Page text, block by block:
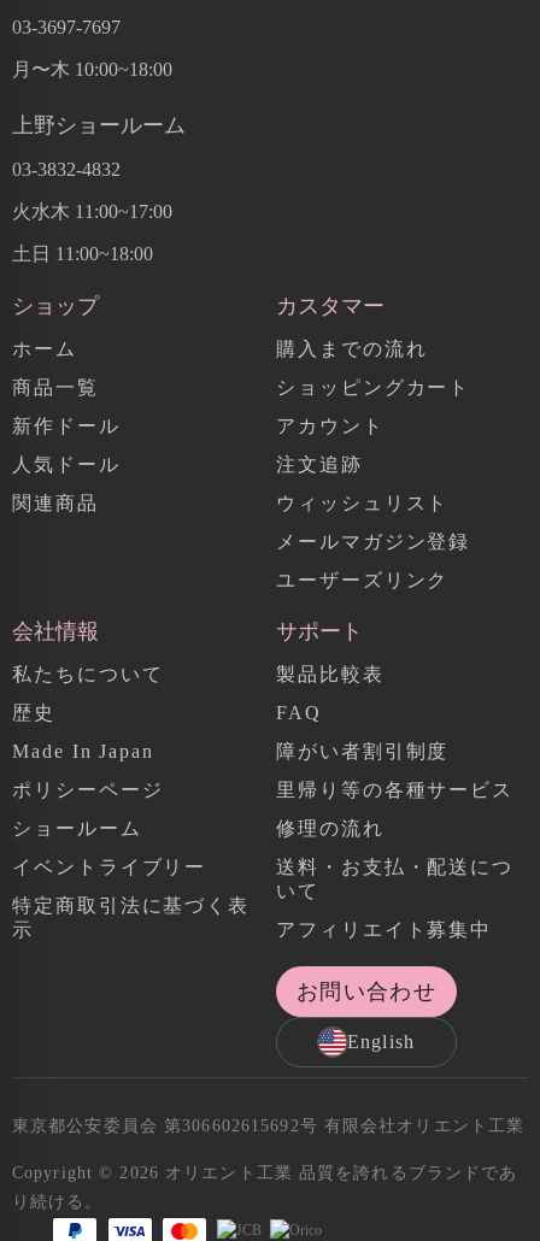
03-3697-7697
月〜木 10:00~18:00
上野ショールーム
03-3832-4832
火水木 11:00~17:00
土日 11:00~18:00
ショップ
ホーム
商品一覧
新作ドール
人気ドール
関連商品
カスタマー
購入までの流れ
ショッピングカート
アカウント
注文追跡
ウィッシュリスト
メールマガジン登録
ユーザーズリンク
会社情報
私たちについて
歴史
Made In Japan
ポリシーページ
ショールーム
イベントライブリー
特定商取引法に基づく表
示
サポート
製品比較表
FAQ
障がい者割引制度
里帰り等の各種サービス
修理の流れ
送料・お支払・配送につ
いて
アフィリエイト募集中
お問い合わせ
English
東京都公安委員会 第306602615692号 有限会社オリエント工業
Copyright © 2026 オリエント工業 品質を誇れるブランドであ
り続ける。